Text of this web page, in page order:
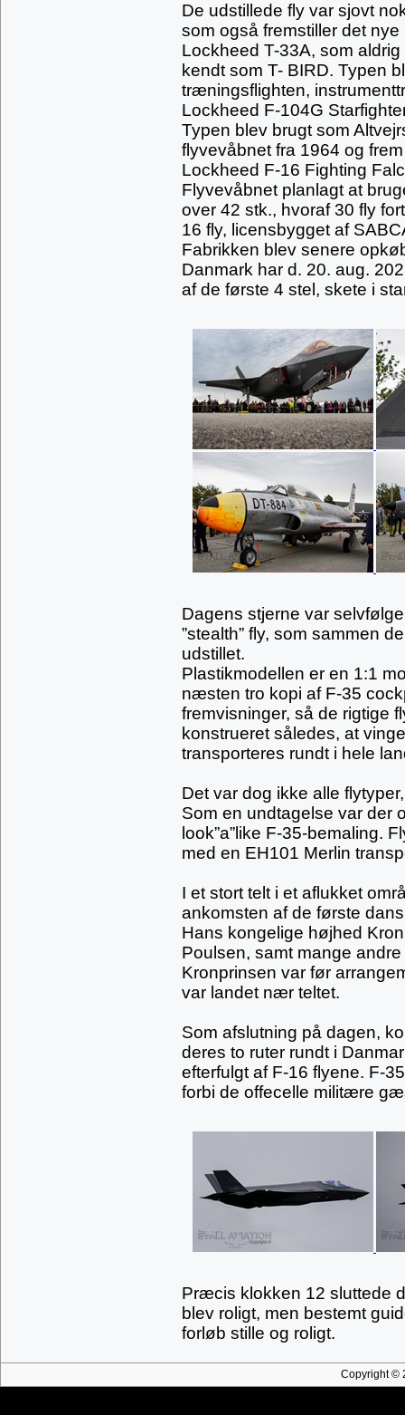
De udstillede fly var sjovt
som også fremstiller det
Lockheed T-33A, som
kendt som T- BIRD. Typen
træningsflighten,
Lockheed F-104G
Typen blev brugt som
flyvevåbnet fra 1964 og
Lockheed F-16 Fighting
Flyvevåbnet planlagt at
over 42 stk., hvoraf 30 fly
16 fly, licensbygget af
Fabrikken blev senere
Danmark har d. 20. aug.
af de første 4 stel, skete i
Dagens stjerne var
”stealth” fly, som sammen
udstillet.
Plastikmodellen er en 1:1
næsten tro kopi af F-35
fremvisninger, så de rigtige
konstrueret således, at
transporteres rundt i hele
Det var dog ikke alle
Som en undtagelse var der
look”a”like F-35-bemaling.
med en EH101 Merlin
I et stort telt i et aflukket
ankomsten af de første
Hans kongelige højhed
Poulsen, samt mange
Kronprinsen var før
var landet nær teltet.
Som afslutning på dagen,
deres to ruter rundt i
efterfulgt af F-16 flyene. F-
forbi de offecelle militære
Præcis klokken 12 sluttede
blev roligt, men bestemt
forløb stille og roligt.
Copyright ©